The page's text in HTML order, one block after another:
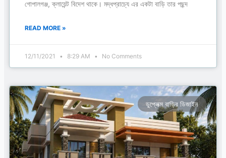
গোপালগঞ্জ, ক্লায়েন্ট বিদেশ থাকে। মদ্ধপ্রাচ্যে এর একটা বাড়ি তার পছন্দ
READ MORE »
12/11/2021 8:29 AM No Comments
ডুপ্লেক্স বাড়ির ডিজাইন